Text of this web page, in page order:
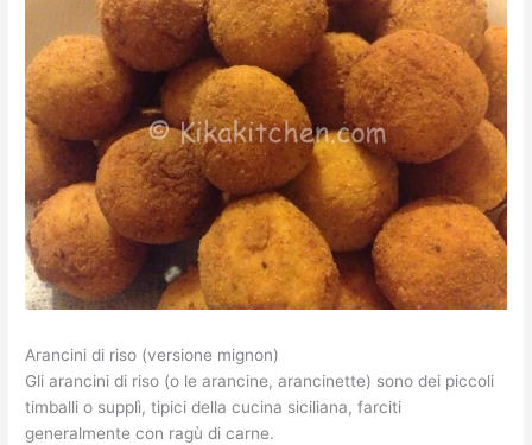
Arancini di riso (versione mignon)
Gli arancini di riso (o le arancine, arancinette) sono dei piccoli
timballi o supplì, tipici della cucina siciliana, farciti
generalmente con ragù di carne.